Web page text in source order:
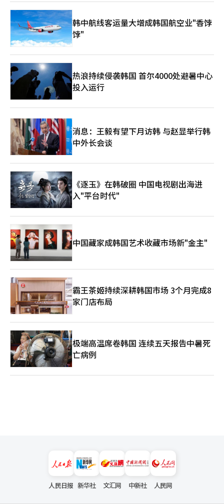
韩中航线客运量大增成韩国航空业"香饽
饽"
热浪持续侵袭韩国 首尔4000处避暑中心
投入运行
消息：王毅有望下月访韩 与赵显举行韩
中外长会谈
《逐玉》在韩破圈 中国电视剧出海进
入"平台时代"
中国藏家成韩国艺术收藏市场新"金主"
霸王茶姬持续深耕韩国市场 3个月完成8
家门店布局
极端高温席卷韩国 连续五天报告中暑死
亡病例
人民日报 新华社 文汇网 中新社 人民网